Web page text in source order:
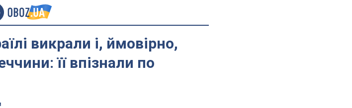
викрали і, ймовірно,
її впізнали по